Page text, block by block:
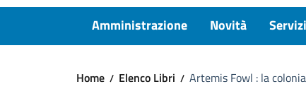
Amministrazione Novità Servizi
Home Elenco Libri Artemis Fowl : la